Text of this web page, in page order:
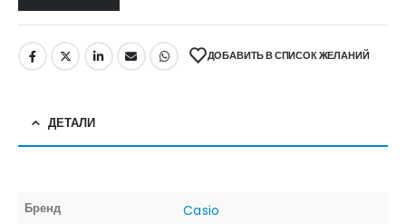
ДОБАВИТЬ В СПИСОК ЖЕЛАНИЙ
ДЕТАЛИ
Бренд Casio